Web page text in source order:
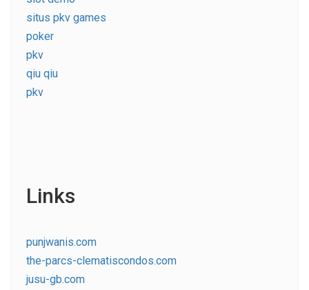
situs pkv games
poker
pkv
qiu qiu
pkv
Links
punjwanis.com
the-parcs-clematiscondos.com
jusu-gb.com